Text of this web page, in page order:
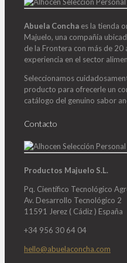
Abuela Concha es la tienda
Majuelo, una compañía
de la Frontera con más de 20
experiencia en el sector
Seleccionamos
producto para ofrecerle un
catálogo del genuino sabor
Contacto
Productos Majuelo S.L.
Pq. Científico Tecnológico
Av. Desarrollo Tecnológico 2
11591 Jerez ( Cádiz ) España
+34 956 30 64 04
hello@abuelaconcha.com